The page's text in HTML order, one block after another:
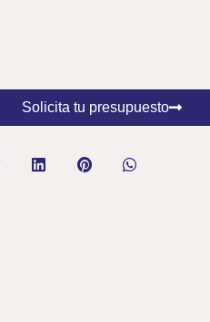
Solicita tu presupuesto